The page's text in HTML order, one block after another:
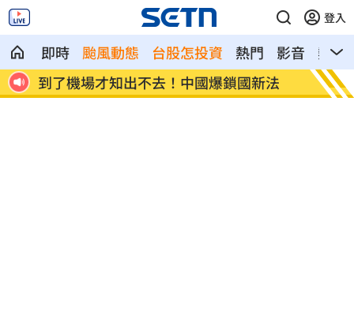
登入
即時 颱風動態 台股怎投資 熱門 影音
熱搜
7年前遭譏傻逼！他逆襲超車中國前首富 女兒